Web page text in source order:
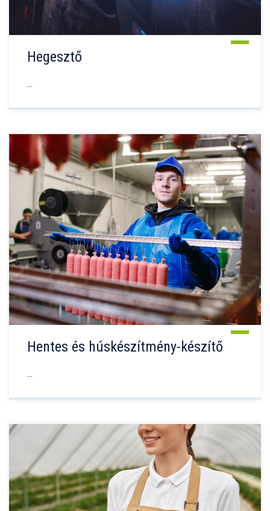
Hegesztő
...
Hentes és húskészítmény-készítő
...